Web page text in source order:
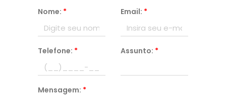
Nome: * Email: *
Telefone: * Assunto: *
Mensagem: *